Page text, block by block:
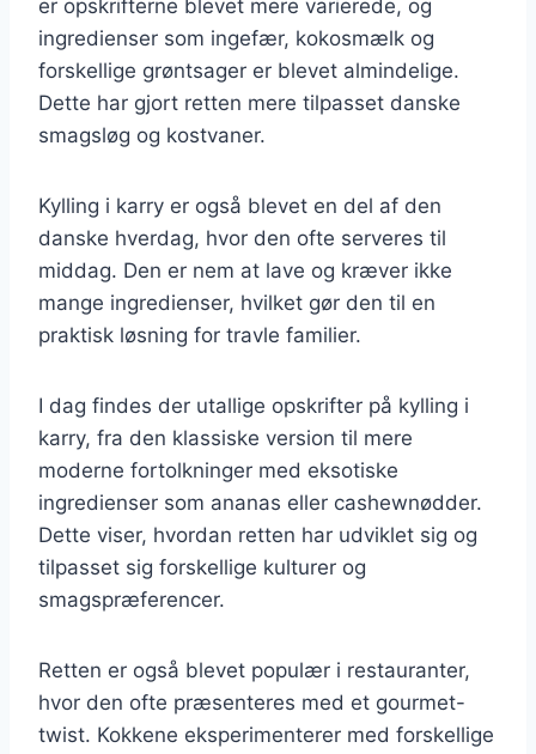
er opskrifterne blevet mere varierede, og
ingredienser som ingefær, kokosmælk og
forskellige grøntsager er blevet almindelige.
Dette har gjort retten mere tilpasset danske
smagsløg og kostvaner.
Kylling i karry er også blevet en del af den
danske hverdag, hvor den ofte serveres til
middag. Den er nem at lave og kræver ikke
mange ingredienser, hvilket gør den til en
praktisk løsning for travle familier.
I dag findes der utallige opskrifter på kylling i
karry, fra den klassiske version til mere
moderne fortolkninger med eksotiske
ingredienser som ananas eller cashewnødder.
Dette viser, hvordan retten har udviklet sig og
tilpasset sig forskellige kulturer og
smagspræferencer.
Retten er også blevet populær i restauranter,
hvor den ofte præsenteres med et gourmet-
twist. Kokkene eksperimenterer med forskellige